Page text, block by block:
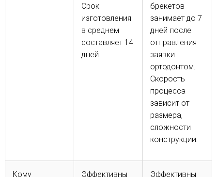
Срок
изготовления
в среднем
составляет 14
дней.
брекетов
занимает до 7
дней после
отправления
заявки
ортодонтом.
Скорость
процесса
зависит от
размера,
сложности
конструкции.
Кому
Эффективны
Эффективны